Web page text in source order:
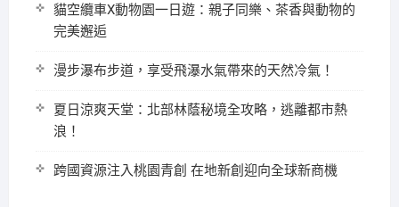
貓空纜車X動物園一日遊：親子同樂、茶香與動物的
完美邂逅
漫步瀑布步道，享受飛瀑水氣帶來的天然冷氣！
夏日涼爽天堂：北部林蔭秘境全攻略，逃離都市熱
浪！
跨國資源注入桃園青創 在地新創迎向全球新商機